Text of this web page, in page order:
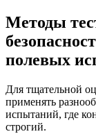
Методы
полевых
Для тщательной
применять
испытаний, где
строгий.